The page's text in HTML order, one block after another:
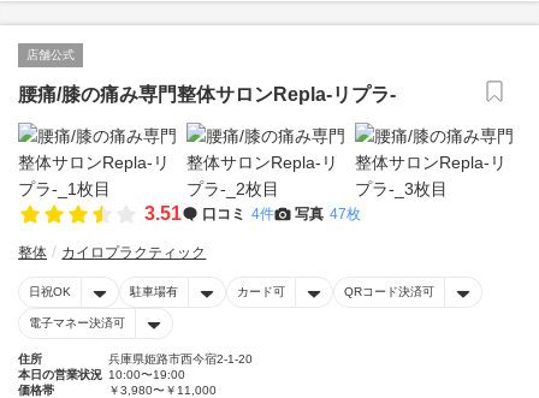
店舗公式
腰痛/膝の痛み専門整体サロンRepla-リプラ-
3.51 口コミ 4件 写真 47枚
整体 カイロプラクティック
日祝OK 駐車場有 カード可 QRコード決済可
電子マネー決済可
住所
兵庫県姫路市西今宿2-1-20
本日の営業状況 10:00〜19:00
価格帯
￥3,980〜￥11,000